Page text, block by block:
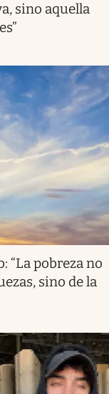
sino aquella
“La pobreza no
sino de la